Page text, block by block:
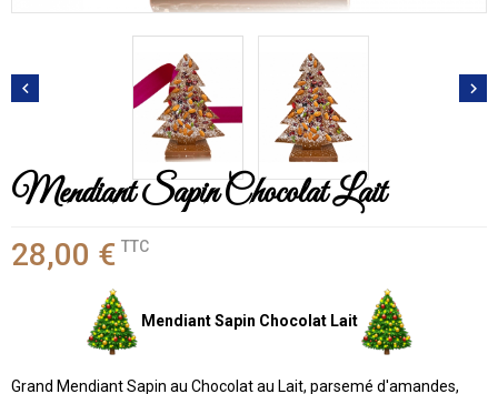
 
Mendiant Sapin Chocolat Lait
28,00 € TTC
Mendiant Sapin Chocolat Lait
Grand Mendiant Sapin au Chocolat au Lait, parsemé d'amandes,